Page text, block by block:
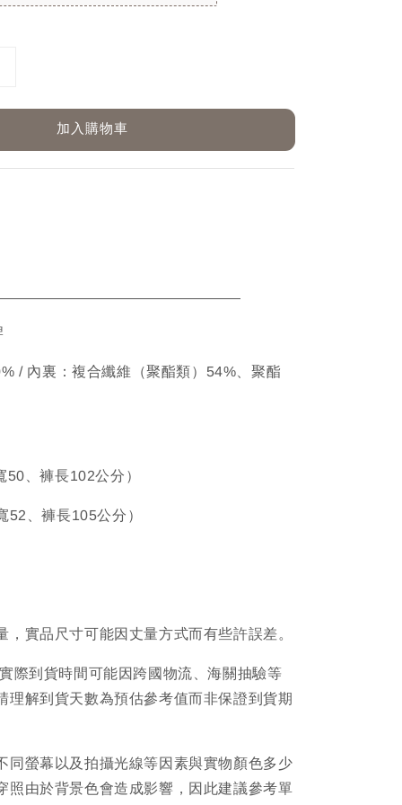
加入購物車
/ 內裏：複合纖維（聚酯類）54%、聚酯
、褲長102公分）
52、褲長105公分）
，實品尺寸可能因丈量方式而有些許誤差。
際到貨時間可能因跨國物流、海關抽驗等
理解到貨天數為預估參考值而非保證到貨期
同螢幕以及拍攝光線等因素與實物顏色多少
照由於背景色會造成影響，因此建議參考單